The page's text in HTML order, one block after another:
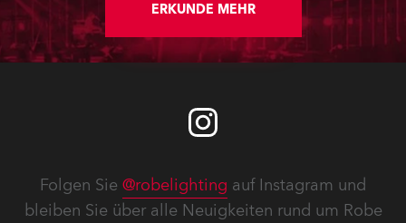
ERKUNDE MEHR
Folgen Sie @robelighting auf Instagram und
bleiben Sie über alle Neuigkeiten rund um Robe